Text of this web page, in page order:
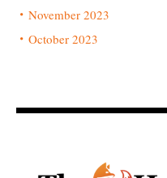
November 2023
October 2023